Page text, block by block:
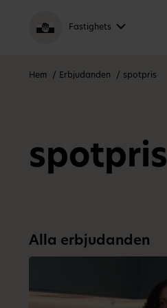
Fastighets
Hem Erbjudanden spotpris
spotpris
Alla erbjudanden